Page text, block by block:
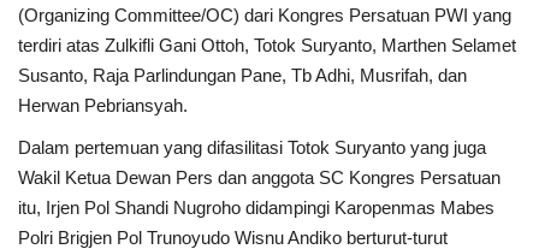
(Organizing Committee/OC) dari Kongres Persatuan PWI yang
terdiri atas Zulkifli Gani Ottoh, Totok Suryanto, Marthen Selamet
Susanto, Raja Parlindungan Pane, Tb Adhi, Musrifah, dan
Herwan Pebriansyah.
Dalam pertemuan yang difasilitasi Totok Suryanto yang juga
Wakil Ketua Dewan Pers dan anggota SC Kongres Persatuan
itu, Irjen Pol Shandi Nugroho didampingi Karopenmas Mabes
Polri Brigjen Pol Trunoyudo Wisnu Andiko berturut-turut